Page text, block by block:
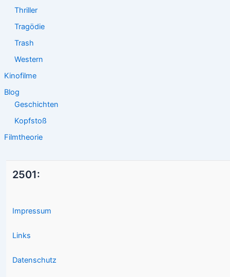
Thriller
Tragödie
Trash
Western
Kinofilme
Blog
Geschichten
Kopfstoß
Filmtheorie
2501:
Impressum
Links
Datenschutz